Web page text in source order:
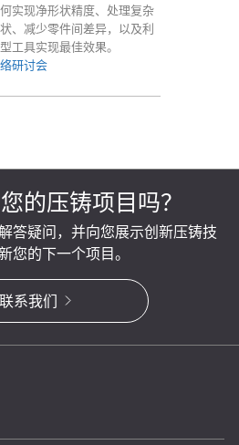
实现净形状精度、处理复杂
、减少零件间差异，以及利
工具实现最佳效果。
研讨会
的压铸项目吗？
答疑问，并向您展示创新压铸技
您的下一个项目。
联系我们